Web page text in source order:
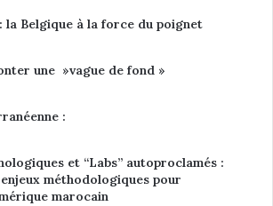
la Belgique à la force du poignet
une »vague de fond »
:
et “Labs” autoproclamés :
méthodologiques pour
marocain